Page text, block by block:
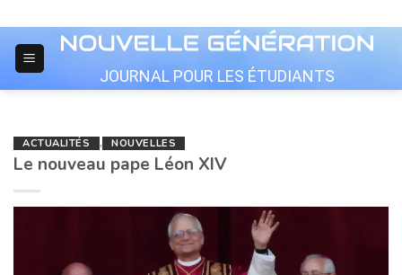
to
content
JOURNAL POUR LES ÉTUDIANTS
ACTUALITÉS , NOUVELLES
Le nouveau pape Léon XIV